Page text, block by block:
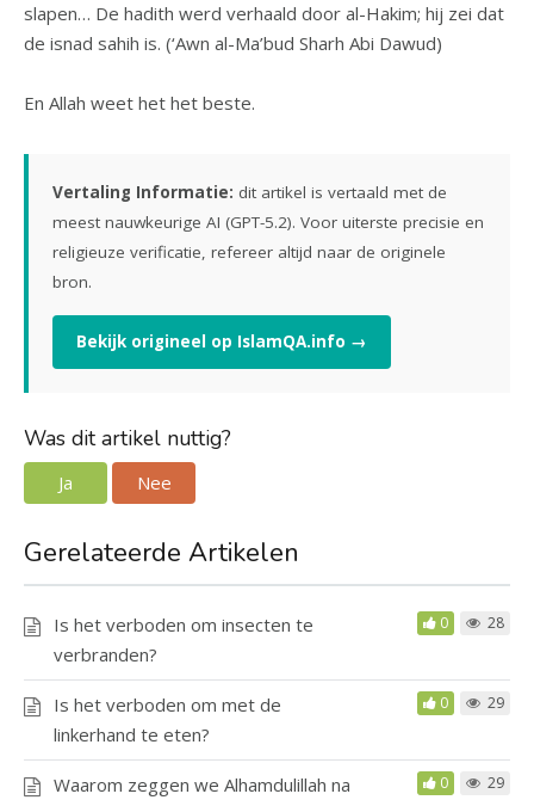
slapen… De hadith werd verhaald door al-Hakim; hij zei dat
de isnad sahih is. (‘Awn al-Ma’bud Sharh Abi Dawud)
En Allah weet het het beste.
Vertaling Informatie: dit artikel is vertaald met de
meest nauwkeurige AI (GPT-5.2). Voor uiterste precisie en
religieuze verificatie, refereer altijd naar de originele
bron.
Bekijk origineel op IslamQA.info →
Was dit artikel nuttig?
Ja Nee
Gerelateerde Artikelen
Is het verboden om insecten te
verbranden?
0 28
Is het verboden om met de
linkerhand te eten?
0 29
Waarom zeggen we Alhamdulillah na
0 29